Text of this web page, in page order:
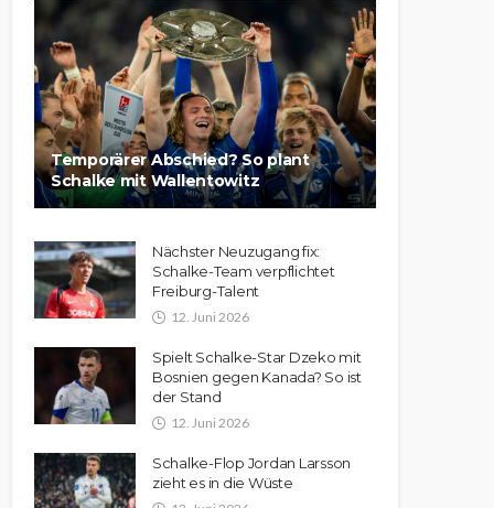
Temporärer Abschied? So plant
Schalke mit Wallentowitz
Nächster Neuzugang fix:
Schalke-Team verpflichtet
Freiburg-Talent
12. Juni 2026
Spielt Schalke-Star Dzeko mit
Bosnien gegen Kanada? So ist
der Stand
12. Juni 2026
Schalke-Flop Jordan Larsson
zieht es in die Wüste